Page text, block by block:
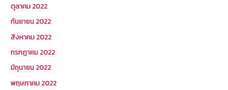
ตุลาคม 2022
กันยายน 2022
สิงหาคม 2022
กรกฎาคม 2022
มิถุนายน 2022
พฤษภาคม 2022